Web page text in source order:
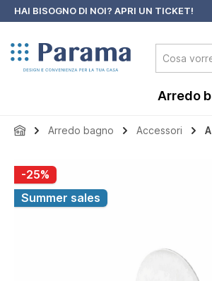
Passa alla navigazione
HAI BISOGNO DI NOI? APRI UN TICKET!
Arredo
Arredo bagno Accessori
Salta la galleria di immagini
-25%
Summer sales